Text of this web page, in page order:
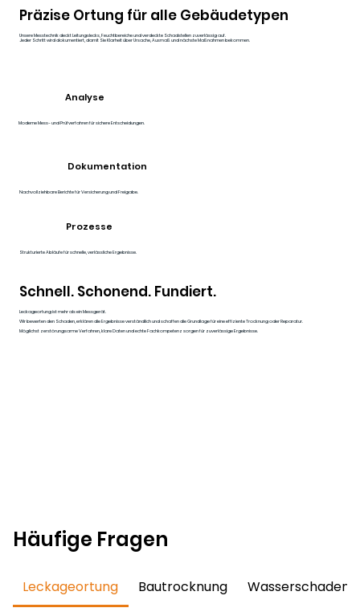
Präzise Ortung für alle Gebäudetypen
Unsere Messtechnik deckt Leitungslecks, Feuchtbereiche und verdeckte Schadstellen zuverlässig auf.
Jeder Schritt wird dokumentiert, damit Sie Klarheit über Ursache, Ausmaß und nächste Maßnahmen bekommen.
Analyse
Moderne Mess- und Prüfverfahren für sichere Entscheidungen.
Dokumentation
Nachvollziehbare Berichte für Versicherung und Freigabe.
Prozesse
Strukturierte Abläufe für schnelle, verlässliche Ergebnisse.
Schnell. Schonend. Fundiert.
Leckageortung ist mehr als ein Messgerät.
Wir bewerten den Schaden, erklären die Ergebnisse verständlich und schaffen die Grundlage für eine effiziente Trocknung oder Reparatur.
Möglichst zerstörungsarme Verfahren, klare Daten und echte Fachkompetenz sorgen für zuverlässige Ergebnisse.
Häufige Fragen
Leckageortung Bautrocknung